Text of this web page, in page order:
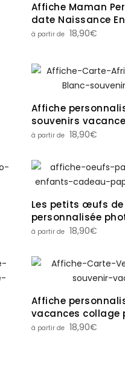
Affiche Maman
date Naissance
Cadeau Fête des
18,90€
Affiche
souvenirs
18,90€
Les petits œufs
personnalisée
famille 18,90€
Affiche
vacances collage
18,90€